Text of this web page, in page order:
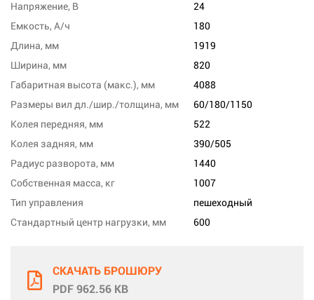
Напряжение, В
24
Емкость, А/ч
180
Длина, мм
1919
Ширина, мм
820
Габаритная высота (макс.), мм
4088
Размеры вил дл./шир./толщина, мм
60/180/1150
Колея передняя, мм
522
Колея задняя, мм
390/505
Радиус разворота, мм
1440
Собственная масса, кг
1007
Тип управления
пешеходный
Стандартный центр нагрузки, мм
600
СКАЧАТЬ БРОШЮРУ
PDF 962.56 KB